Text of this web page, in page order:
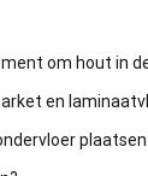
om hout in
en
plaatsen